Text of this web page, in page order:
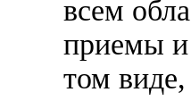
всем
приемы и
том